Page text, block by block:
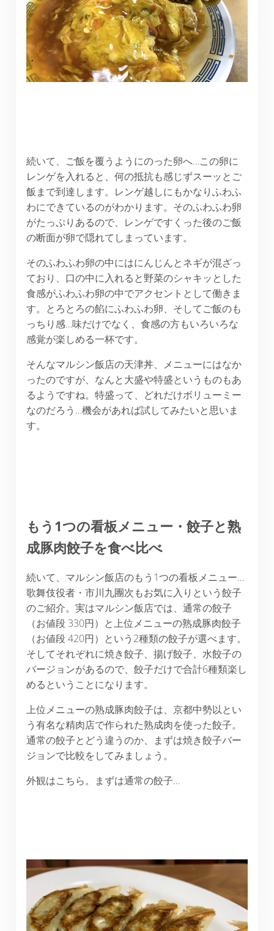
続いて、ご飯を覆うようにのった卵へ…この卵に
レンゲを入れると、何の抵抗も感じずスーッとご
飯まで到達します。レンゲ越しにもかなりふわふ
わにできているのがわかります。そのふわふわ卵
がたっぷりあるので、レンゲですくった後のご飯
の断面が卵で隠れてしまっています。
そのふわふわ卵の中にはにんじんとネギが混ざっ
ており、口の中に入れると野菜のシャキッとした
食感がふわふわ卵の中でアクセントとして働きま
す。とろとろの餡にふわふわ卵、そしてご飯のも
っちり感…味だけでなく、食感の方もいろいろな
感覚が楽しめる一杯です。
そんなマルシン飯店の天津丼、メニューにはなか
ったのですが、なんと大盛や特盛というものもあ
るようですね。特盛って、どれだけボリューミー
なのだろう…機会があれば試してみたいと思いま
す。
もう1つの看板メニュー・餃子と熟
成豚肉餃子を食べ比べ
続いて、マルシン飯店のもう1つの看板メニュー…
歌舞伎役者・市川九團次もお気に入りという餃子
のご紹介。実はマルシン飯店では、通常の餃子
（お値段 330円）と上位メニューの熟成豚肉餃子
（お値段 420円）という2種類の餃子が選べます。
そしてそれぞれに焼き餃子、揚げ餃子、水餃子の
バージョンがあるので、餃子だけで合計6種類楽し
めるということになります。
上位メニューの熟成豚肉餃子は、京都中勢以とい
う有名な精肉店で作られた熟成肉を使った餃子。
通常の餃子とどう違うのか、まずは焼き餃子バー
ジョンで比較をしてみましょう。
外観はこちら。まずは通常の餃子…